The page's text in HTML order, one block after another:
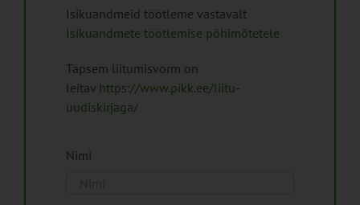
Isikuandmeid töötleme vastavalt
Isikuandmete töötlemise põhimõtetele
Täpsem liitumisvorm on
leitav https://www.pikk.ee/liitu-
uudiskirjaga/
Nimi